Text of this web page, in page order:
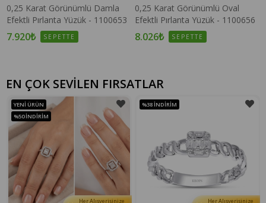
0,25 Karat Görünümlü Damla
Efektli Pırlanta Yüzük - 1100653
7.920₺ SEPETTE
0,25 Karat Görünümlü Oval
Efektli Pırlanta Yüzük - 1100656
8.026₺ SEPETTE
EN ÇOK SEVİLEN FIRSATLAR
Her Alışverişinize
YENI ÜRÜN
%50 İNDIRIM
Her Alışverişinize
%38 İNDIRIM